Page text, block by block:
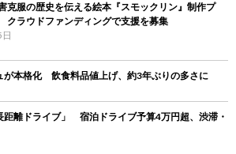
克服の歴史を伝える絵本『スモックリン』制作プ
クラウドファンディングで支援を募集
が本格化 飲食料品値上げ、約3年ぶりの多さに
距離ドライブ」 宿泊ドライブ予算4万円超、渋滞・